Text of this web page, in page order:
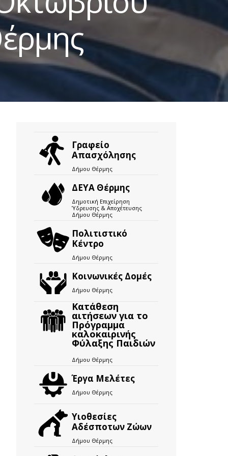
Γραφείο
Απασχόλησης
Δήμου Θέρμης
ΔΕΥΑ Θέρμης
Δημοτική Επιχείρηση
Ύδρευσης & Αποχέτευσης
Δήμου Θέρμης
Πολιτιστικό
Κέντρο
Δήμου Θέρμης
Κοινωνικές Δομές
Δήμου Θέρμης
Κατάθεση
αιτήσεων για το
Πρόγραμμα
καλοκαιρινής
Φύλαξης Παιδιών
Δήμου Θέρμης
Έργα Μελέτες
Δήμου Θέρμης
Υιοθεσίες
Αδέσποτων Ζώων
Δήμου Θέρμης